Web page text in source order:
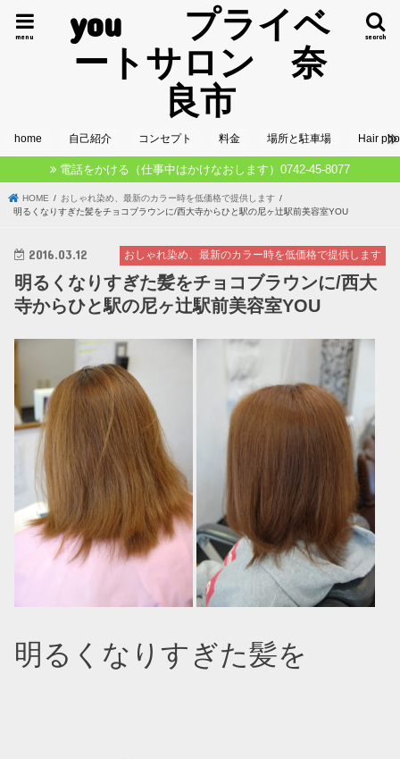
you プライベ
ートサロン 奈
良市
search
menu
home 自己紹介 コンセプト 料金 場所と駐車場 Hair
電話をかける（仕事中はかけなおします）0742-45-8077
HOME
おしゃれ染め、最新のカラー時を低価格で提供します
明るくなりすぎた髪をチョコブラウンに/西大寺からひと駅の尼ヶ辻駅前美容室YOU
おしゃれ染め、最新のカラー時を低価格で提供します
2016.03.12
明るくなりすぎた髪をチョコブラウンに/西大
寺からひと駅の尼ヶ辻駅前美容室YOU
明るくなりすぎた髪を